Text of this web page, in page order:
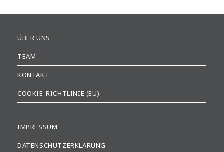
ÜBER UNS
TEAM
KONTAKT
COOKIE-RICHTLINIE (EU)
IMPRESSUM
DATENSCHUTZERKLÄRUNG